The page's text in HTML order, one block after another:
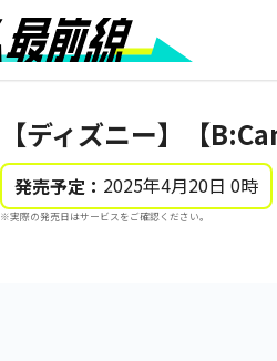
【ディズニー】【
発売予定： 2025年4月20日 0時
※実際の発売日はサービスをご確認ください。